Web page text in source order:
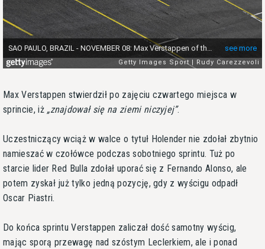
Max Verstappen stwierdził po zajęciu czwartego miejsca w
sprincie, iż znajdował się na ziemi niczyjej .
Uczestniczący wciąż w walce o tytuł Holender nie zdołał zbytnio
namieszać w czołówce podczas sobotniego sprintu. Tuż po
starcie lider Red Bulla zdołał uporać się z Fernando Alonso, ale
potem zyskał już tylko jedną pozycję, gdy z wyścigu odpadł
Oscar Piastri.
Do końca sprintu Verstappen zaliczał dość samotny wyścig,
mając sporą przewagę nad szóstym Leclerkiem, ale i ponad